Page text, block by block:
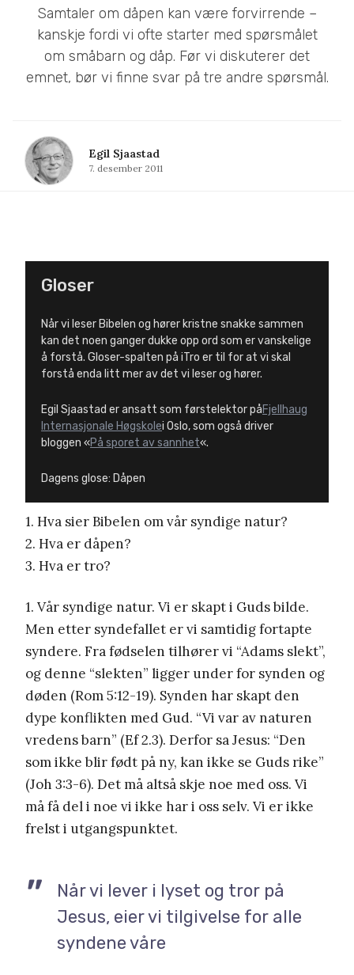
Samtaler om dåpen kan være forvirrende –
kanskje fordi vi ofte starter med spørsmålet
om småbarn og dåp. Før vi diskuterer det
emnet, bør vi finne svar på tre andre spørsmål.
Egil Sjaastad
7. desember 2011
Gloser
Når vi leser Bibelen og hører kristne snakke sammen
kan det noen ganger dukke opp ord som er vanskelige
å forstå. Gloser-spalten på iTro er til for at vi skal
forstå enda litt mer av det vi leser og hører.
Egil Sjaastad er ansatt som førstelektor påFjellhaug
Internasjonale Høgskolei Oslo, som også driver
bloggen «På sporet av sannhet«.
Dagens glose: Dåpen
1. Hva sier Bibelen om vår syndige natur?
2. Hva er dåpen?
3. Hva er tro?
1. Vår syndige natur. Vi er skapt i Guds bilde.
Men etter syndefallet er vi samtidig fortapte
syndere. Fra fødselen tilhører vi “Adams slekt”,
og denne “slekten” ligger under for synden og
døden (Rom 5:12-19). Synden har skapt den
dype konflikten med Gud. “Vi var av naturen
vredens barn” (Ef 2.3). Derfor sa Jesus: “Den
som ikke blir født på ny, kan ikke se Guds rike”
(Joh 3:3-6). Det må altså skje noe med oss. Vi
må få del i noe vi ikke har i oss selv. Vi er ikke
frelst i utgangspunktet.
Når vi lever i lyset og tror på
Jesus, eier vi tilgivelse for alle
syndene våre